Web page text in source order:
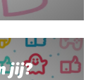
jij?